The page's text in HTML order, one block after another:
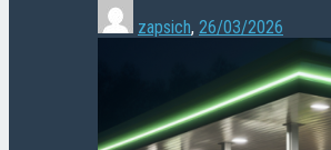
zapsich, 26/03/2026